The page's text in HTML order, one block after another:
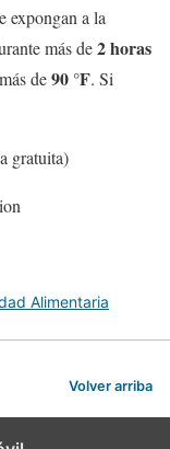
expongan a la
más de2 horas
de90 °F. Si
gratuita)
Alimentaria
Volver arriba